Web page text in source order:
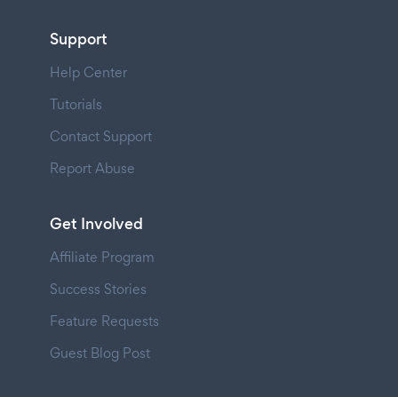
Support
Help Center
Tutorials
Contact Support
Report Abuse
Get Involved
Affiliate Program
Success Stories
Feature Requests
Guest Blog Post